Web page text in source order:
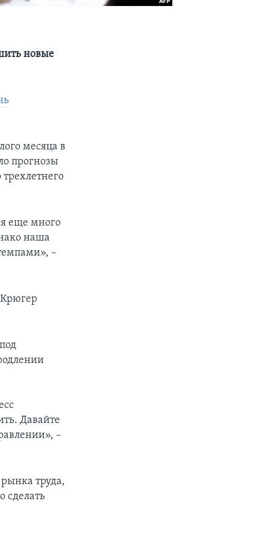
новые
месяца в
прогнозы
еще много
наша
–
Давайте
–
труда,
сделать